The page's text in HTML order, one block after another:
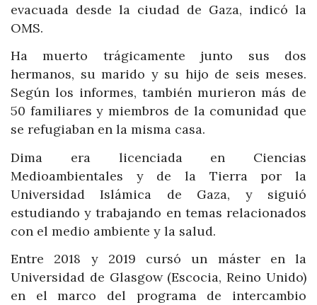
evacuada desde la ciudad de Gaza, indicó la
OMS.
Ha muerto trágicamente junto sus dos
hermanos, su marido y su hijo de seis meses.
Según los informes, también murieron más de
50 familiares y miembros de la comunidad que
se refugiaban en la misma casa.
Dima era licenciada en Ciencias
Medioambientales y de la Tierra por la
Universidad Islámica de Gaza, y siguió
estudiando y trabajando en temas relacionados
con el medio ambiente y la salud.
Entre 2018 y 2019 cursó un máster en la
Universidad de Glasgow (Escocia, Reino Unido)
en el marco del programa de intercambio